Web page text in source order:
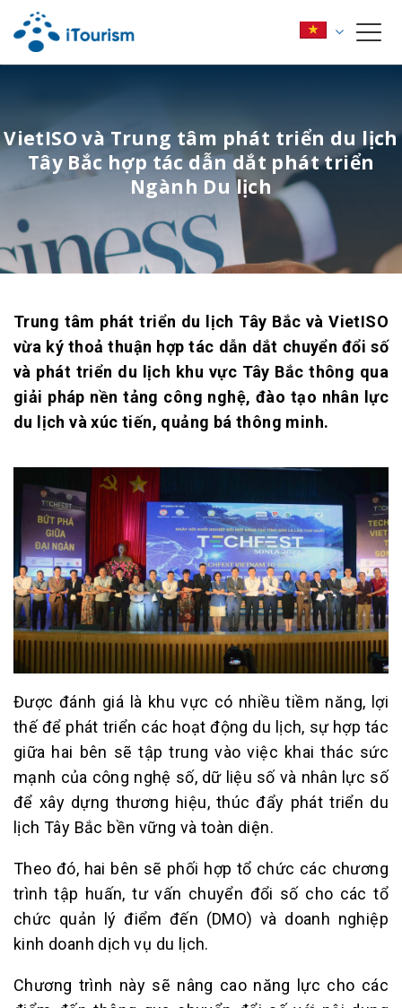
VietISO và Trung tâm phát triển du lịch
Tây Bắc hợp tác dẫn dắt phát triển
Ngành Du lịch
Trung tâm phát triển du lịch Tây Bắc và VietISO
vừa ký thoả thuận hợp tác dẫn dắt chuyển đổi số
và phát triển du lịch khu vực Tây Bắc thông qua
giải pháp nền tảng công nghệ, đào tạo nhân lực
du lịch và xúc tiến, quảng bá thông minh.
Được đánh giá là khu vực có nhiều tiềm năng, lợi
thế để phát triển các hoạt động du lịch, sự hợp tác
giữa hai bên sẽ tập trung vào việc khai thác sức
mạnh của công nghệ số, dữ liệu số và nhân lực số
để xây dựng thương hiệu, thúc đẩy phát triển du
lịch Tây Bắc bền vững và toàn diện.
Theo đó, hai bên sẽ phối hợp tổ chức các chương
trình tập huấn, tư vấn chuyển đổi số cho các tổ
chức quản lý điểm đến (DMO) và doanh nghiệp
kinh doanh dịch vụ du lịch.
Chương trình này sẽ nâng cao năng lực cho các